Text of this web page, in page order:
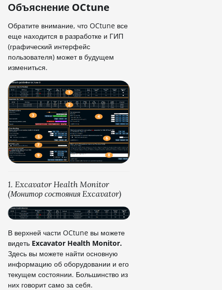
Объяснение OCtune
Обратите внимание, что OCtune все
еще находится в разработке и ГИП
(графический интерфейс
пользователя) может в будущем
измениться.
1. Excavator Health Monitor
(Монитор состояния Excavator)
В верхней части OCtune вы можете
видеть Excavator Health Monitor.
Здесь вы можете найти основную
информацию об оборудовании и его
текущем состоянии. Большинство из
них говорит само за себя.